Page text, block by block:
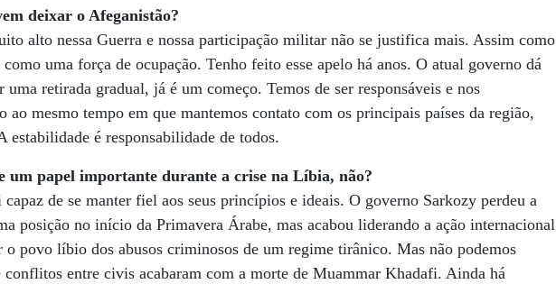
deixar o Afeganistão?
alto nessa Guerra e nossa participação militar não se justifica mais. Assim como
uma força de ocupação. Tenho feito esse apelo há anos. O atual governo dá
uma retirada gradual, já é um começo. Temos de ser responsáveis e nos
ao mesmo tempo em que mantemos contato com os principais países da região,
estabilidade é responsabilidade de todos.
um papel importante durante a crise na Líbia, não?
de se manter fiel aos seus princípios e ideais. O governo Sarkozy perdeu a
posição no início da Primavera Árabe, mas acabou liderando a ação internacional
o povo líbio dos abusos criminosos de um regime tirânico. Mas não podemos
conflitos entre civis acabaram com a morte de Muammar Khadafi. Ainda há